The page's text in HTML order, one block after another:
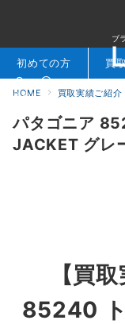
ブ
検索 お問合せ
初めての方 買
HOME 買取実績ご紹介
パタゴニア
JACKET グレ
【買
85240